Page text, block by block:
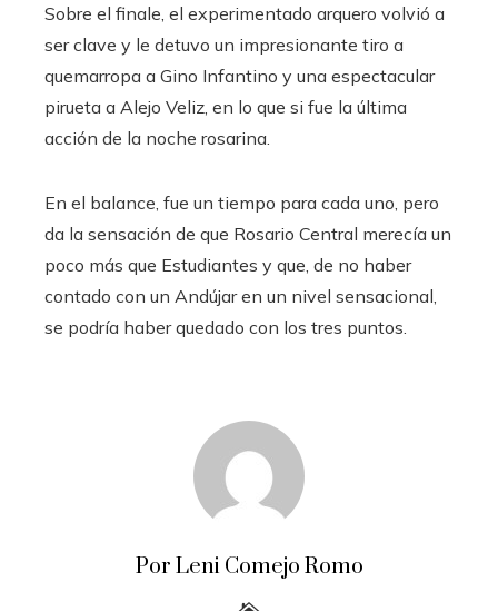
Sobre el finale, el experimentado arquero volvió a
ser clave y le detuvo un impresionante tiro a
quemarropa a Gino Infantino y una espectacular
pirueta a Alejo Veliz, en lo que si fue la última
acción de la noche rosarina.
En el balance, fue un tiempo para cada uno, pero
da la sensación de que Rosario Central merecía un
poco más que Estudiantes y que, de no haber
contado con un Andújar en un nivel sensacional,
se podría haber quedado con los tres puntos.
Por Leni Comejo Romo